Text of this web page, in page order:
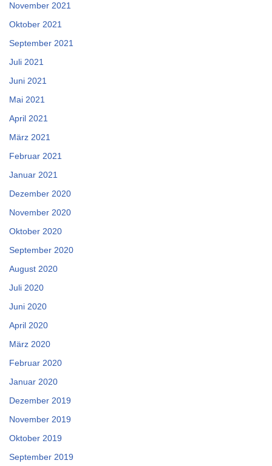
November 2021
Oktober 2021
September 2021
Juli 2021
Juni 2021
Mai 2021
April 2021
März 2021
Februar 2021
Januar 2021
Dezember 2020
November 2020
Oktober 2020
September 2020
August 2020
Juli 2020
Juni 2020
April 2020
März 2020
Februar 2020
Januar 2020
Dezember 2019
November 2019
Oktober 2019
September 2019